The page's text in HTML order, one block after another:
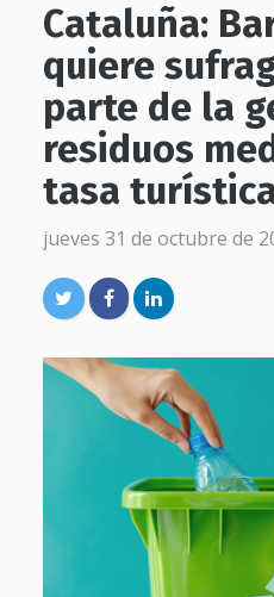
Cataluña:
quiere
parte de la
residuos
tasa
jueves 31 de octubre de